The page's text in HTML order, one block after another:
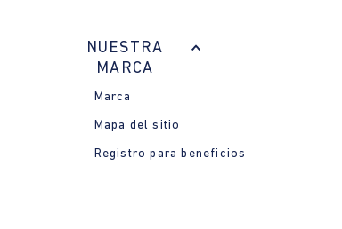
NUESTRA
MARCA
Marca
Mapa del sitio
Registro para beneficios